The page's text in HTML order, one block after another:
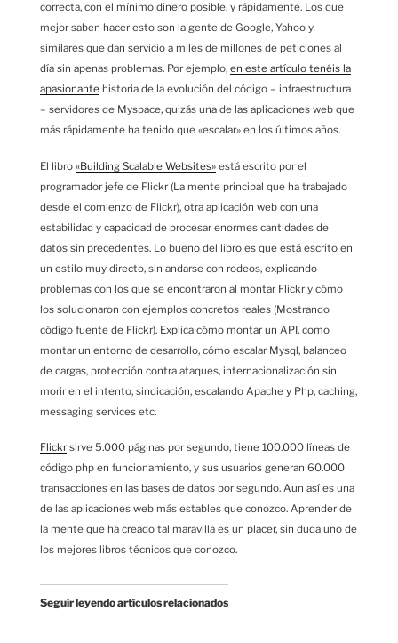
correcta, con el mínimo dinero posible, y rápidamente. Los que
mejor saben hacer esto son la gente de Google, Yahoo y
similares que dan servicio a miles de millones de peticiones al
día sin apenas problemas. Por ejemplo, en este artículo tenéis la
apasionante historia de la evolución del código – infraestructura
– servidores de Myspace, quizás una de las aplicaciones web que
más rápidamente ha tenido que «escalar» en los últimos años.
El libro «Building Scalable Websites» está escrito por el
programador jefe de Flickr (La mente principal que ha trabajado
desde el comienzo de Flickr), otra aplicación web con una
estabilidad y capacidad de procesar enormes cantidades de
datos sin precedentes. Lo bueno del libro es que está escrito en
un estilo muy directo, sin andarse con rodeos, explicando
problemas con los que se encontraron al montar Flickr y cómo
los solucionaron con ejemplos concretos reales (Mostrando
código fuente de Flickr). Explica cómo montar un API, como
montar un entorno de desarrollo, cómo escalar Mysql, balanceo
de cargas, protección contra ataques, internacionalización sin
morir en el intento, sindicación, escalando Apache y Php, caching,
messaging services etc.
Flickrsirve 5.000 páginas por segundo, tiene 100.000 líneas de
código php en funcionamiento, y sus usuarios generan 60.000
transacciones en las bases de datos por segundo. Aun así es una
de las aplicaciones web más estables que conozco. Aprender de
la mente que ha creado tal maravilla es un placer, sin duda uno de
los mejores libros técnicos que conozco.
Seguir leyendo artículos relacionados